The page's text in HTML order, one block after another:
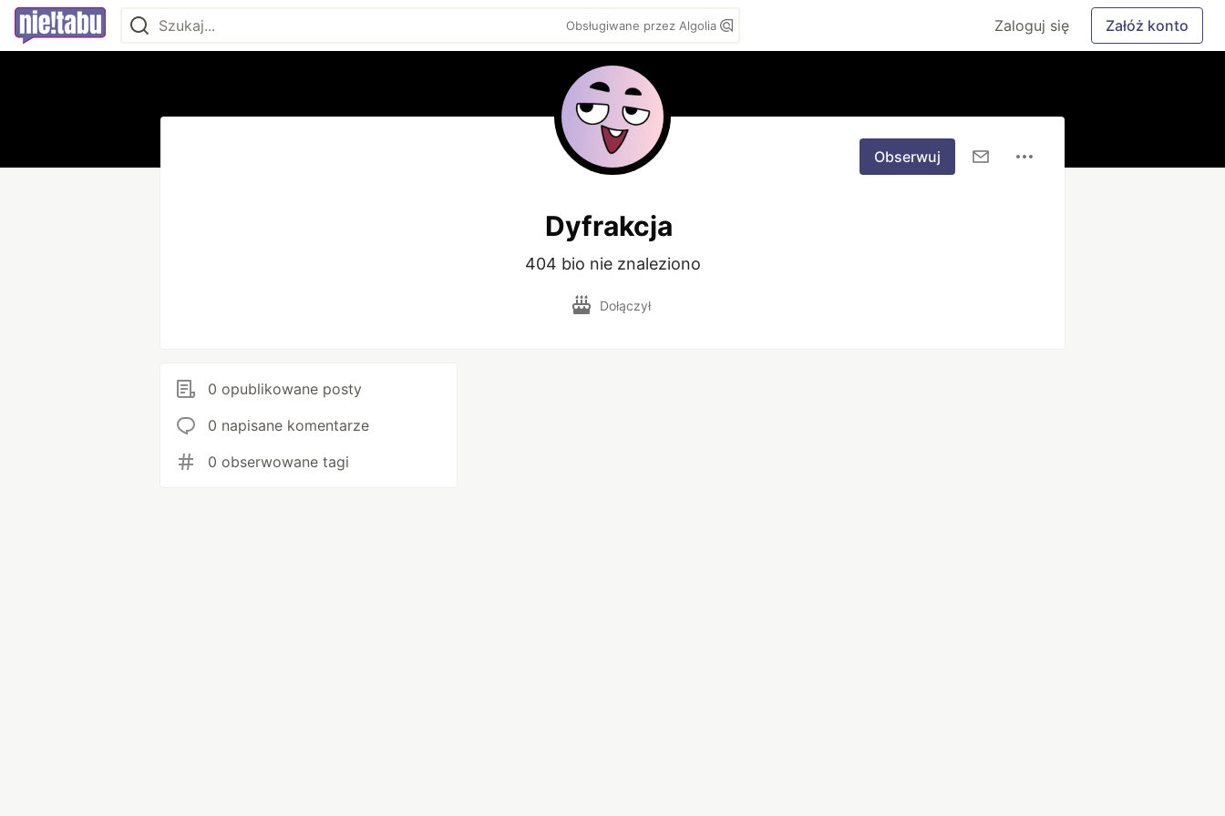
Obsługiwane przez Algolia Zaloguj się Załóż konto
Obserwuj
Dyfrakcja
404 bio nie znaleziono
Dołączył
0 opublikowane posty
0 napisane komentarze
0 obserwowane tagi